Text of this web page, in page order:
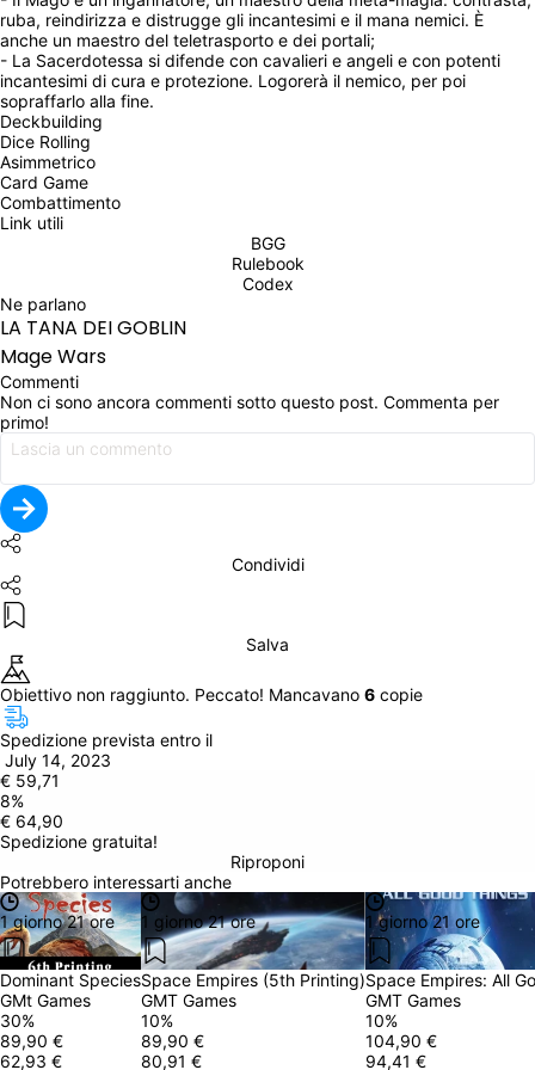
ruba, reindirizza e distrugge gli incantesimi e il mana nemici. È
anche un maestro del teletrasporto e dei portali;
- La Sacerdotessa si difende con cavalieri e angeli e con potenti
incantesimi di cura e protezione. Logorerà il nemico, per poi
sopraffarlo alla fine.
Deckbuilding
Dice Rolling
Asimmetrico
Card Game
Combattimento
Link utili
BGG
Rulebook
Codex
Ne parlano
LA TANA DEI GOBLIN
Mage Wars
Commenti
Non ci sono ancora commenti sotto questo post. Commenta per
primo!
Condividi
Salva
Obiettivo non raggiunto. Peccato! Mancavano 6 copie
Spedizione prevista entro il
July 14, 2023
€ 59,71
8%
€ 64,90
Spedizione gratuita!
Riproponi
Potrebbero interessarti anche
1 giorno 21 ore
Dominant Species
GMt Games
30%
89,90 €
62,93 €
1 giorno 21 ore
Space Empires (5th Printing)
GMT Games
10%
89,90 €
80,91 €
1 giorno 21 ore
Space Empires: All
GMT Games
10%
104,90 €
94,41 €